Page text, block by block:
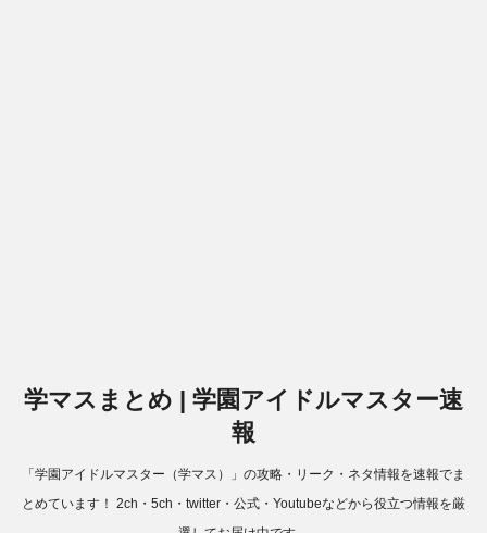
学マスまとめ | 学園アイドルマスター速
報
「学園アイドルマスター（学マス）」の攻略・リーク・ネタ情報を速報でま
とめています！ 2ch・5ch・twitter・公式・Youtubeなどから役立つ情報を厳